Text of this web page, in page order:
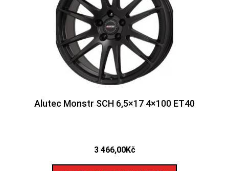
Alutec Monstr SCH 6,5×17 4×100 ET40
3 466,00Kč